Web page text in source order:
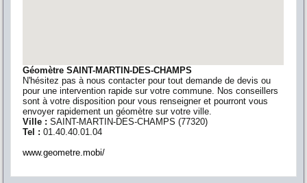
Géomètre SAINT-MARTIN-DES-CHAMPS
N'hésitez pas à nous contacter pour tout demande de devis ou
pour une intervention rapide sur votre commune. Nos conseillers
sont à votre disposition pour vous renseigner et pourront vous
envoyer rapidement un géomètre sur votre ville.
Ville :SAINT-MARTIN-DES-CHAMPS (77320)
Tel :01.40.40.01.04
www.geometre.mobi/